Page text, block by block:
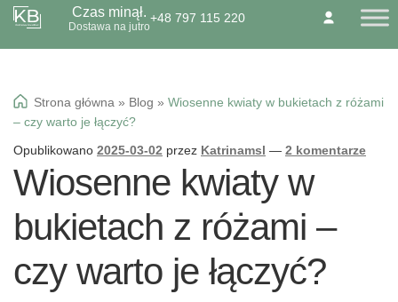
O NAS
Przejdź
do
Przejdź
do
Czas minął.
Dostawa na jutro
+48 797 115 220
Dzień Babci 21.01
Kwiaty
Wiązanki pogrzebowe
Strona główna » Blog » Wiosenne kwiaty w bukietach z różami
– czy warto je łączyć?
Opublikowano 2025-03-02 przez Katrinamsl — 2 komentarze
Wiosenne kwiaty w
bukietach z różami –
czy warto je łączyć?